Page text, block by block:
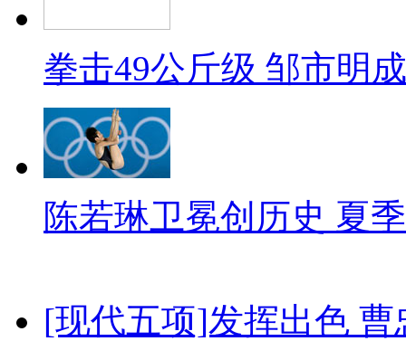
拳击49公斤级 邹市明
陈若琳卫冕创历史 夏
[现代五项]发挥出色